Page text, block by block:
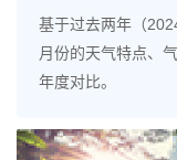
基于过去两年（
月份的天气特点、
年度对比。